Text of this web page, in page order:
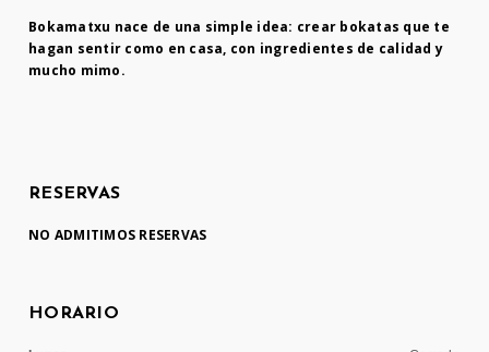
Bokamatxu nace de una simple idea: crear bokatas que te
hagan sentir como en casa, con ingredientes de calidad y
mucho mimo.
RESERVAS
NO ADMITIMOS RESERVAS
HORARIO